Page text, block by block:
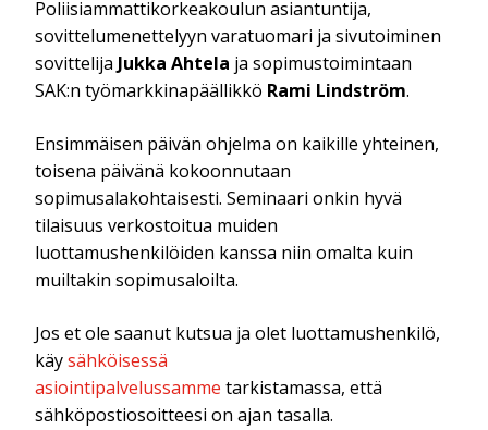
Poliisiammattikorkeakoulun asiantuntija,
sovittelumenettelyyn varatuomari ja sivutoiminen
sovittelija Jukka Ahtela ja sopimustoimintaan
SAK:n työmarkkinapäällikkö Rami Lindström.
Ensimmäisen päivän ohjelma on kaikille yhteinen,
toisena päivänä kokoonnutaan
sopimusalakohtaisesti. Seminaari onkin hyvä
tilaisuus verkostoitua muiden
luottamushenkilöiden kanssa niin omalta kuin
muiltakin sopimusaloilta.
Jos et ole saanut kutsua ja olet luottamushenkilö,
käysähköisessä
asiointipalvelussamme tarkistamassa, että
sähköpostiosoitteesi on ajan tasalla.